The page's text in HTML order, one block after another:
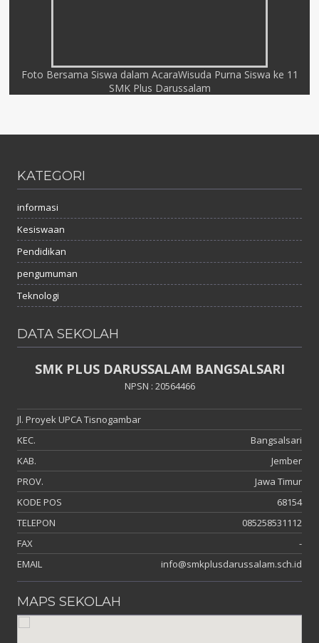
Foto Bersama Siswa dalam AcaraWisuda Purna Siswa ke 11
SMK Plus Darussalam
KATEGORI
informasi
Kesiswaan
Pendidikan
pengumuman
Teknologi
DATA SEKOLAH
SMK PLUS DARUSSALAM BANGSALSARI
NPSN : 20564466
Jl. Proyek UPCA Tisnogambar
KEC.
Bangsalsari
KAB.
Jember
PROV.
Jawa Timur
KODE POS
68154
TELEPON
085258531112
FAX
-
EMAIL
info@smkplusdarussalam.sch.id
MAPS SEKOLAH